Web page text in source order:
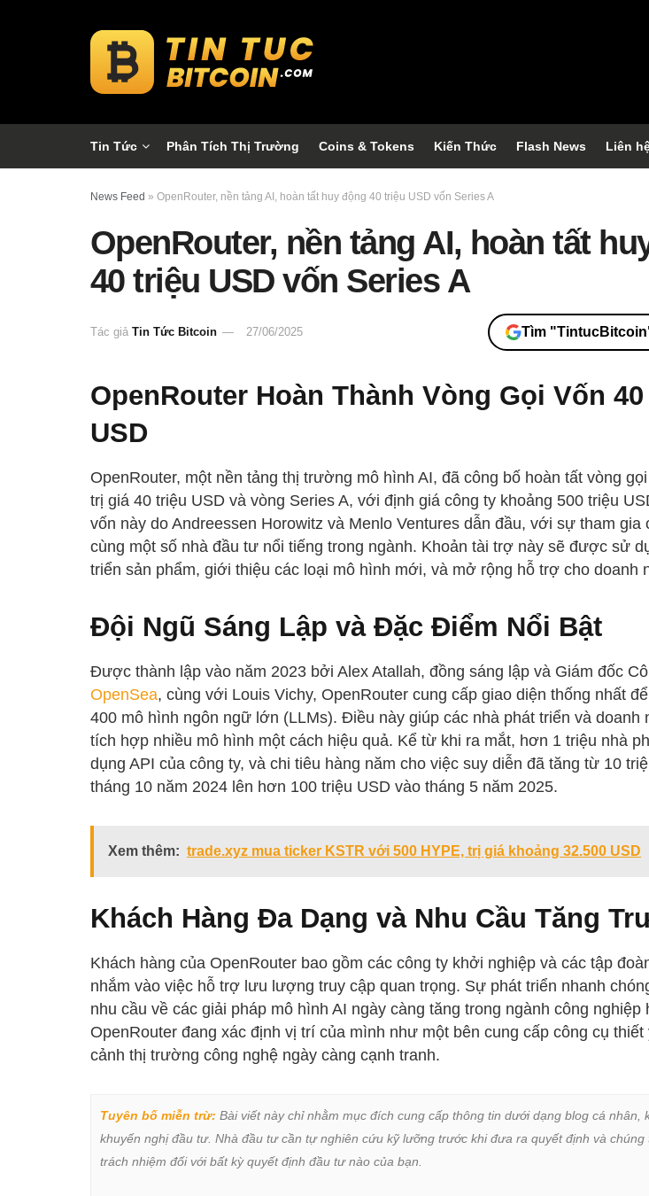
Tin Tức Phân Tích Thị Trường Coins & Tokens Kiến Thức Flash News Liên
News Feed » OpenRouter, nền tảng AI, hoàn tất huy động 40 triệu USD vốn Series A
OpenRouter, nền tảng AI, hoàn tất
40 triệu USD vốn Series A
Tác giả Tin Tức Bitcoin 27/06/2025 Tìm
OpenRouter Hoàn Thành Vòng Gọi Vốn
USD
OpenRouter, một nền tảng thị trường mô hình AI, đã công bố hoàn tất vòng
trị giá 40 triệu USD và vòng Series A, với định giá công ty khoảng 500 triệu
vốn này do Andreessen Horowitz và Menlo Ventures dẫn đầu, với sự tham gia
cùng một số nhà đầu tư nổi tiếng trong ngành. Khoản tài trợ này sẽ được sử
triển sản phẩm, giới thiệu các loại mô hình mới, và mở rộng hỗ trợ cho doanh
Đội Ngũ Sáng Lập và Đặc Điểm Nổi Bật
Được thành lập vào năm 2023 bởi Alex Atallah, đồng sáng lập và Giám đốc
OpenSea, cùng với Louis Vichy, OpenRouter cung cấp giao diện thống nhất
400 mô hình ngôn ngữ lớn (LLMs). Điều này giúp các nhà phát triển và doanh
tích hợp nhiều mô hình một cách hiệu quả. Kể từ khi ra mắt, hơn 1 triệu nhà
dụng API của công ty, và chi tiêu hàng năm cho việc suy diễn đã tăng từ 10
tháng 10 năm 2024 lên hơn 100 triệu USD vào tháng 5 năm 2025.
Xem thêm: trade.xyz mua ticker KSTR với 500 HYPE, trị giá khoảng 32.500 USD
Khách Hàng Đa Dạng và Nhu Cầu Tăng
Khách hàng của OpenRouter bao gồm các công ty khởi nghiệp và các tập
nhắm vào việc hỗ trợ lưu lượng truy cập quan trọng. Sự phát triển nhanh
nhu cầu về các giải pháp mô hình AI ngày càng tăng trong ngành công nghiệp
OpenRouter đang xác định vị trí của mình như một bên cung cấp công cụ thiết
cảnh thị trường công nghệ ngày càng cạnh tranh.
Tuyên bố miễn trừ: Bài viết này chỉ nhằm mục đích cung cấp thông tin dưới dạng blog cá nhân,
khuyến nghị đầu tư. Nhà đầu tư cần tự nghiên cứu kỹ lưỡng trước khi đưa ra quyết định và chúng
trách nhiệm đối với bất kỳ quyết định đầu tư nào của bạn.